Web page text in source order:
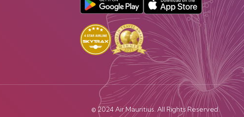
© 2024 Air Mauritius. All Rights Reserved.